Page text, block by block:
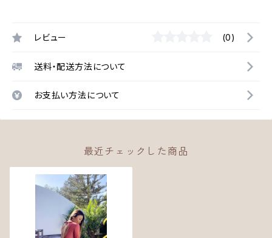
レビュー (0)
送料・配送方法について
お支払い方法について
最近チェックした商品